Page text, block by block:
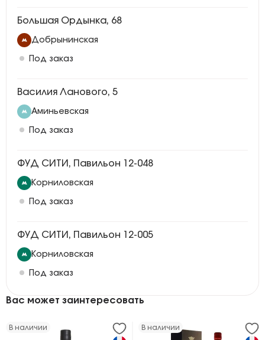
Большая Ордынка, 68
Добрынинская
Под заказ
Василия Ланового, 5
Аминьевская
Под заказ
ФУД СИТИ, Павильон 12-048
Корниловская
Под заказ
ФУД СИТИ, Павильон 12-005
Корниловская
Под заказ
Вас может заинтересовать
В наличии В наличии